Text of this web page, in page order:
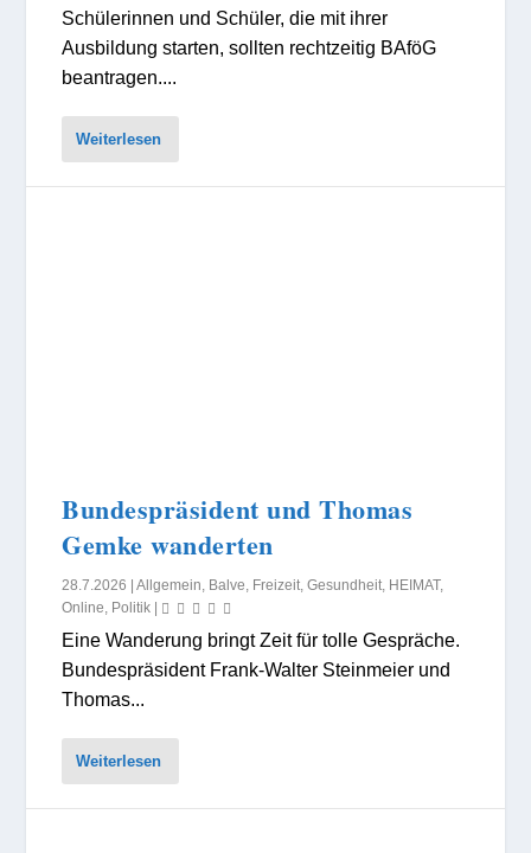
Schülerinnen und Schüler, die mit ihrer
Ausbildung starten, sollten rechtzeitig BAföG
beantragen....
Weiterlesen
Bundespräsident und Thomas
Gemke wanderten
28.7.2026 |Allgemein, Balve, Freizeit,Gesundheit, HEIMAT,
Online, Politik
Eine Wanderung bringt Zeit für tolle Gespräche.
Bundespräsident Frank-Walter Steinmeier und
Thomas...
Weiterlesen